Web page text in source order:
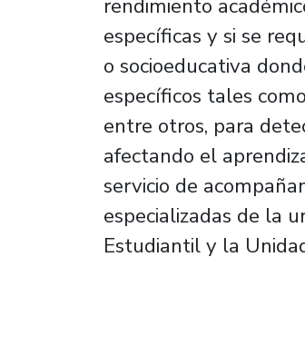
rendimiento
específicas y si se
o socioeducativa
específicos tales
entre otros, para
afectando el
servicio de
especializadas de la
Estudiantil y la